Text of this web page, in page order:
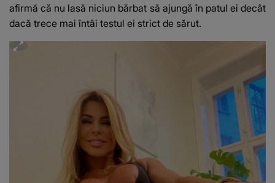
afirmă că nu lasă niciun bărbat să ajungă în patul ei decât
dacă trece mai întâi testul ei strict de sărut.